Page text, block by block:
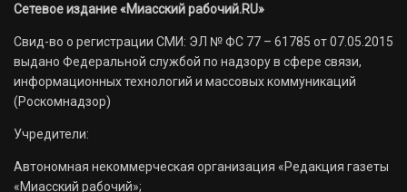
Сетевое издание «Миасский рабочий.RU»
Свид-во о регистрации СМИ: ЭЛ № ФС 77 – 61785 от 07.05.2015
выдано Федеральной службой по надзору в сфере связи,
информационных технологий и массовых коммуникаций
(Роскомнадзор)
Учредители:
Автономная некоммерческая организация «Редакция газеты
«Миасский рабочий»;